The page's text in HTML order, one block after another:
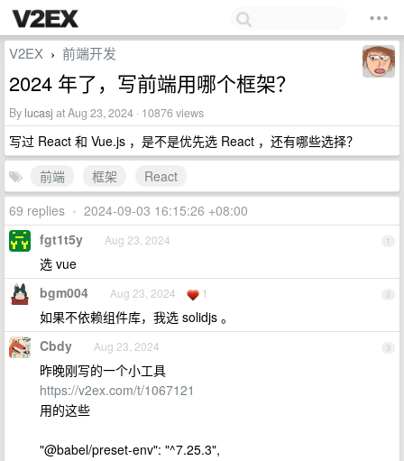
V2EX › 前端开发
2024 年了，写前端用哪个框架？
By lucasj at Aug 23, 2024 · 10876 views
写过 React 和 Vue.js ，是不是优先选 React ，还有哪些选择？
前端
框架
React
69 replies • 2024-09-03 16:15:26 +08:00
1
fgt1t5y Aug 23, 2024
选 vue
2
bgm004 Aug 23, 2024 1
如果不依赖组件库，我选 solidjs 。
3
Cbdy Aug 23, 2024
昨晚刚写的一个小工具
https://v2ex.com/t/1067121
用的这些
"@babel/preset-env": "^7.25.3",